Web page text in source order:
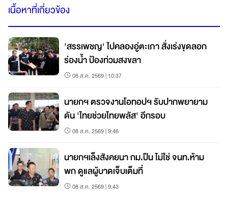
เนื้อหาที่เกี่ยวข้อง
'สรรเพชญ' ไปคลองอู่ตะเภา สั่งเร่งขุดลอก
ร่องน้ำ ป้องท่วมสงขลา
08 ส.ค. 2569 | 10:37
นายกฯ ตรวจงานโอทอปฯ รับปากพยายาม
ดัน 'ไทยช่วยไทยพลัส' อีกรอบ
08 ส.ค. 2569 | 9:46
นายกฯเล็งสังคยนา กม.ปืน ไม่ใช่ จนท.ห้าม
พก ดูแลผู้บาดเจ็บเต็มที่
08 ส.ค. 2569 | 9:43